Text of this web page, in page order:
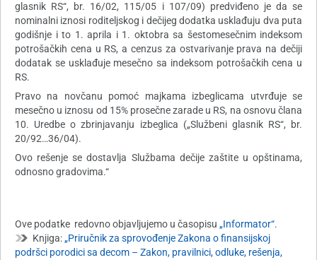
glasnik RS“, br. 16/02, 115/05 i 107/09) predviđeno je da se
nominalni iznosi roditeljskog i dečijeg dodatka usklađuju dva puta
godišnje i to 1. aprila i 1. oktobra sa šestomesečnim indeksom
potrošačkih cena u RS, a cenzus za ostvarivanje prava na dečiji
dodatak se usklađuje mesečno sa indeksom potrošačkih cena u
RS.
Pravo na novčanu pomoć majkama izbeglicama utvrđuje se
mesečno u iznosu od 15% prosečne zarade u RS, na osnovu člana
10. Uredbe o zbrinjavanju izbeglica („Službeni glasnik RS“, br.
20/92…36/04).
Ovo rešenje se dostavlja Službama dečije zaštite u opštinama,
odnosno gradovima.“
Ove podatke redovno objavljujemo u časopisu „Informator“.
Knjiga:„Priručnik za sprovođenje Zakona o finansijskoj
podršci porodici sa decom – Zakon, pravilnici, odluke, rešenja,